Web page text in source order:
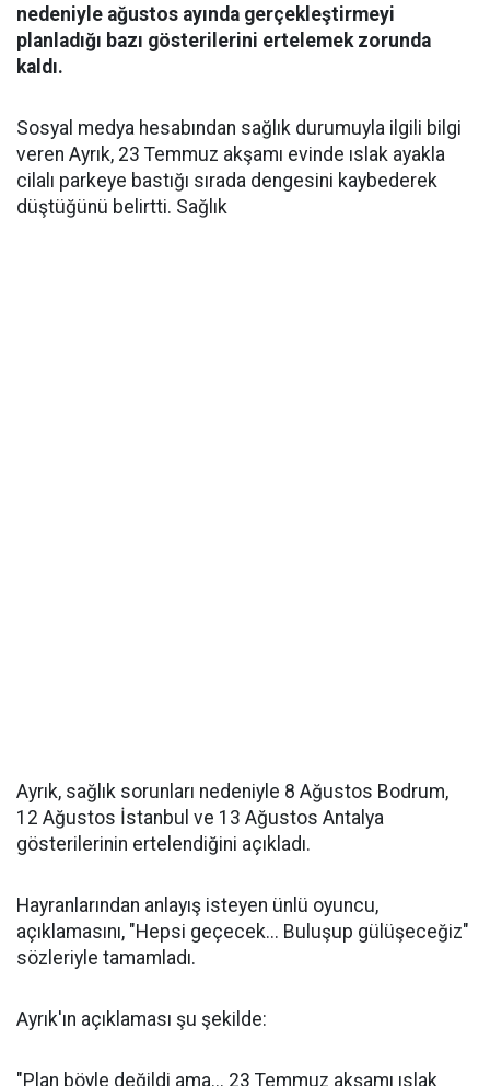
nedeniyle ağustos ayında gerçekleştirmeyi
planladığı bazı gösterilerini ertelemek zorunda
kaldı.
Sosyal medya hesabından sağlık durumuyla ilgili bilgi
veren Ayrık, 23 Temmuz akşamı evinde ıslak ayakla
cilalı parkeye bastığı sırada dengesini kaybederek
düştüğünü belirtti. Sağlık
Ayrık, sağlık sorunları nedeniyle 8 Ağustos Bodrum,
12 Ağustos İstanbul ve 13 Ağustos Antalya
gösterilerinin ertelendiğini açıkladı.
Hayranlarından anlayış isteyen ünlü oyuncu,
açıklamasını, "Hepsi geçecek... Buluşup gülüşeceğiz"
sözleriyle tamamladı.
Ayrık'ın açıklaması şu şekilde:
"Plan böyle değildi ama... 23 Temmuz akşamı ıslak